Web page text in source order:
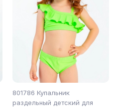
801786 Купальник
раздельный детский для